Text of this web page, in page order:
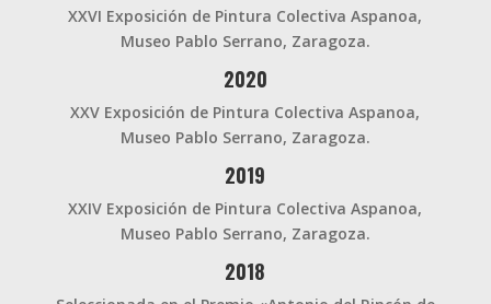
XXVI Exposición de Pintura Colectiva Aspanoa,
Museo Pablo Serrano, Zaragoza.
2020
XXV Exposición de Pintura Colectiva Aspanoa,
Museo Pablo Serrano, Zaragoza.
2019
XXIV Exposición de Pintura Colectiva Aspanoa,
Museo Pablo Serrano, Zaragoza.
2018